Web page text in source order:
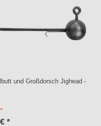
und Großdorsch Jighead -
*